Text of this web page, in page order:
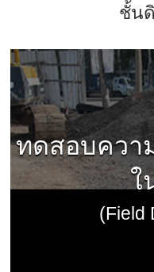
ชั้น
ทดสอบควา
ใ
(Field